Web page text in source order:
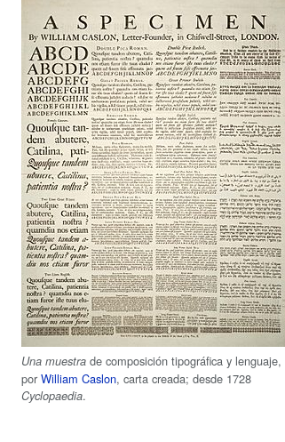
Una muestra de composición tipográfica y lenguaje,
porWilliam Caslon, carta creada; desde 1728
Cyclopaedia.